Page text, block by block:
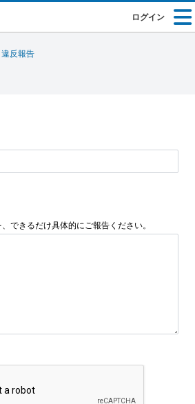
ログイン
違反報告
できるだけ具体的にご報告ください。